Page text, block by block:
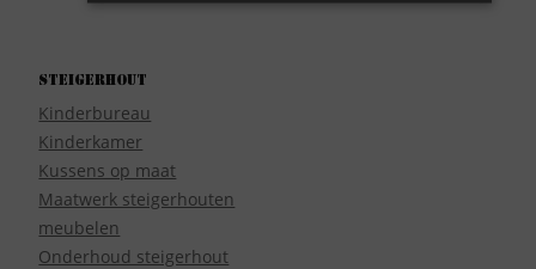
Steigerhout
Kinderbureau
Kinderkamer
Kussens op maat
Maatwerk steigerhouten
meubelen
Onderhoud steigerhout